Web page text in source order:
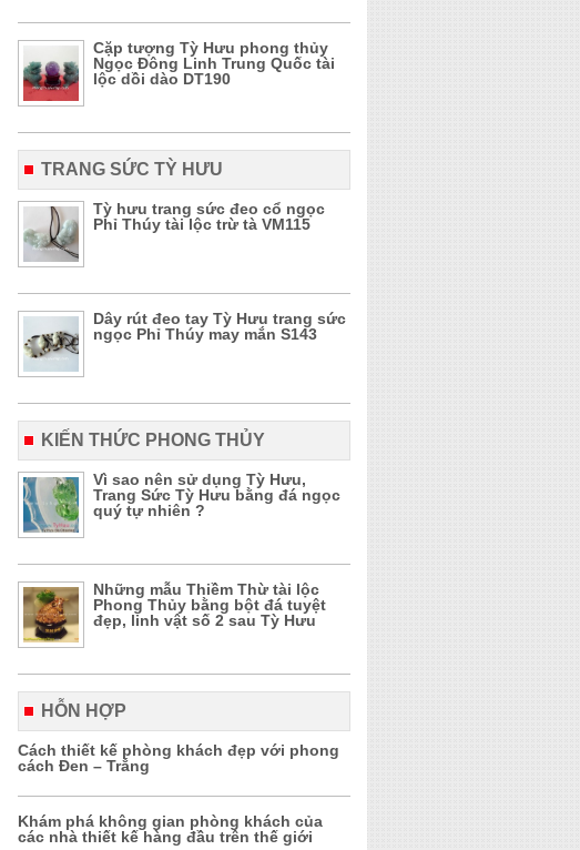
Cặp tượng Tỳ Hưu phong thủy
Ngọc Đông Linh Trung Quốc tài
lộc dồi dào DT190
TRANG SỨC TỲ HƯU
Tỳ hưu trang sức đeo cổ ngọc
Phỉ Thúy tài lộc trừ tà VM115
Dây rút đeo tay Tỳ Hưu trang sức
ngọc Phỉ Thúy may mắn S143
KIẾN THỨC PHONG THỦY
Vì sao nên sử dụng Tỳ Hưu,
Trang Sức Tỳ Hưu bằng đá ngọc
quý tự nhiên ?
Những mẫu Thiềm Thừ tài lộc
Phong Thủy bằng bột đá tuyệt
đẹp, linh vật số 2 sau Tỳ Hưu
HỖN HỢP
Cách thiết kế phòng khách đẹp với phong
cách Đen – Trắng
Khám phá không gian phòng khách của
các nhà thiết kế hàng đầu trên thế giới